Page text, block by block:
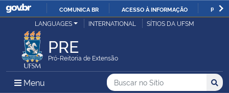
IR
COMUNICA BR ACESSO À INFORMAÇÃO
Ministério da Justiça e Segurança Pública
Ministério da Defesa
LANGUAGES INTERNATIONAL SÍTIOS DA UFSM
PRE
Pró-Reitoria de Extensão
Menu Menu Principal do Sítio
Busca
Buscar no no Sítio
Busca: